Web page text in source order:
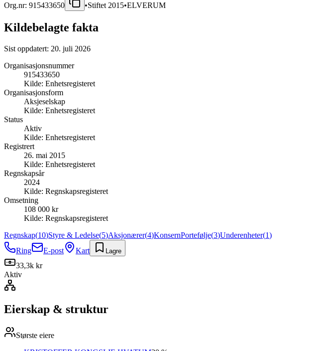
Org.nr: 915433650 •Stiftet 2015•ELVERUM
Kildebelagte fakta
Sist oppdatert: 20. juli 2026
Organisasjonsnummer
915433650
Kilde: Enhetsregisteret
Organisasjonsform
Aksjeselskap
Kilde: Enhetsregisteret
Status
Aktiv
Kilde: Enhetsregisteret
Registrert
26. mai 2015
Kilde: Enhetsregisteret
Regnskapsår
2024
Kilde: Regnskapsregisteret
Omsetning
108 000 kr
Kilde: Regnskapsregisteret
Regnskap(10)Styre & Ledelse(5)Aksjonærer(4)KonsernPortefølje(3)Underenheter(1)
Ring
E-post Kart Lagre
33,3k kr
Aktiv
Eierskap & struktur
Største eiere